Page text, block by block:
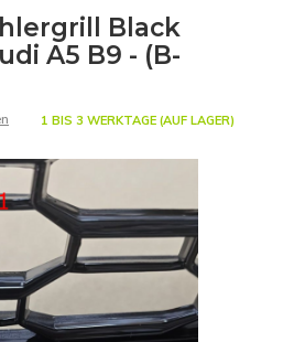
Black
A5 B9 - (B-
1 BIS 3 WERKTAGE (AUF LAGER)